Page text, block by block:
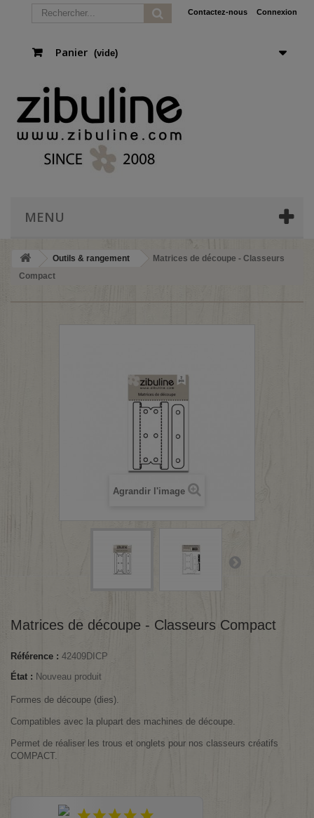
Connexion
Contactez-nous
Panier (vide)
MENU
Outils & rangement
Matrices de découpe - Classeurs
Compact
Agrandir l'image
Matrices de découpe - Classeurs Compact
Référence : 42409DICP
État : Nouveau produit
Formes de découpe (dies).
Compatibles avec la plupart des machines de découpe.
Permet de réaliser les trous et onglets pour nos classeurs créatifs
COMPACT.